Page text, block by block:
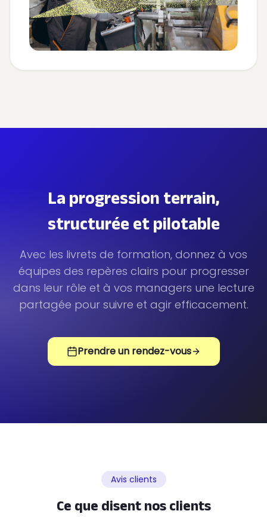
La progression terrain,
structurée et pilotable
Avec les livrets de formation, donnez à vos
équipes des repères clairs pour progresser
dans leur rôle et à vos managers une lecture
partagée pour suivre et agir efficacement.
Prendre un rendez-vous
Avis clients
Ce que disent nos clients